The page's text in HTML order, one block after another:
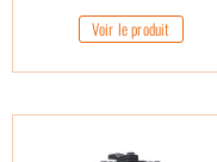
Voir le produit